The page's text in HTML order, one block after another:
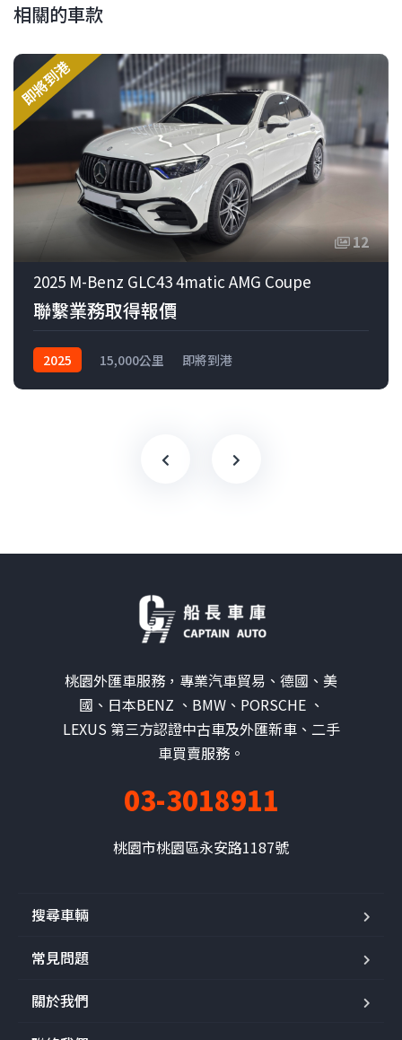
相關的車款
即將到港
12
2025 M-Benz GLC43 4matic AMG Coupe
聯繫業務取得報價
2025 15,000公里 即將到港
桃園外匯車服務，專業汽車貿易、德國、美
國、日本BENZ 、BMW、PORSCHE 、
LEXUS 第三方認證中古車及外匯新車、二手
車買賣服務。
03-3018911
桃園市桃園區永安路1187號
搜尋車輛
常見問題
關於我們